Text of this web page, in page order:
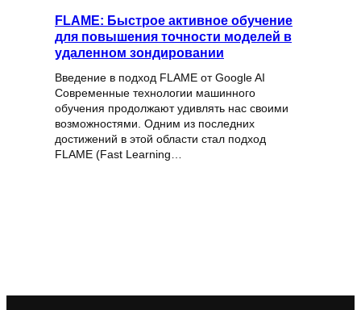
FLAME: Быстрое активное обучение
для повышения точности моделей в
удаленном зондировании
Введение в подход FLAME от Google AI
Современные технологии машинного
обучения продолжают удивлять нас своими
возможностями. Одним из последних
достижений в этой области стал подход
FLAME (Fast Learning…